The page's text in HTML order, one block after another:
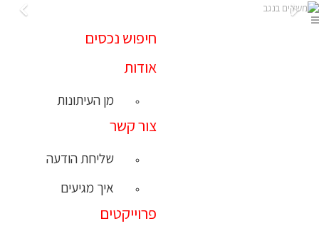
חיפוש נכסים
אודות
מן העיתונות
צור קשר
שליחת הודעה
איך מגיעים
פרוייקטים